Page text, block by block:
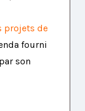
projets de
fourni
son